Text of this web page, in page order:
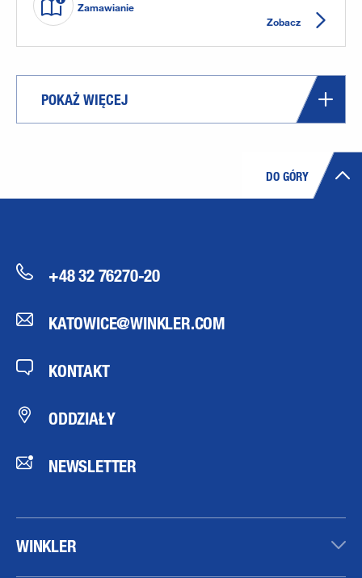
Zamawianie
Zobacz
POKAŻ WIĘCEJ
DO GÓRY
+48 32 76270-20
KATOWICE@WINKLER.COM
KONTAKT
ODDZIAŁY
NEWSLETTER
WINKLER